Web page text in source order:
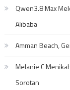
Qwen3.8 Max
Alibaba
Amman Beach,
Melanie C
Sorotan